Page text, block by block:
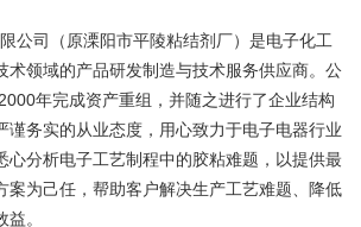
公司（原溧阳市平陵粘结剂厂）是电子化工
术领域的产品研发制造与技术服务供应商。公
年完成资产重组，并随之进行了企业结构
谨务实的从业态度，用心致力于电子电器行业
心分析电子工艺制程中的胶粘难题，以提供最
案为己任，帮助客户解决生产工艺难题、降低
。